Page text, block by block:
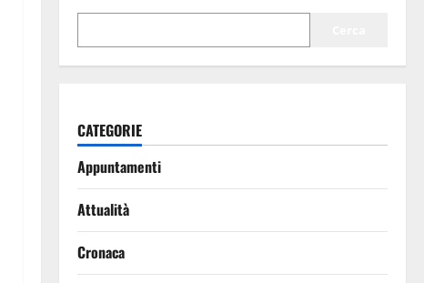
CATEGORIE
Appuntamenti
Attualità
Cronaca